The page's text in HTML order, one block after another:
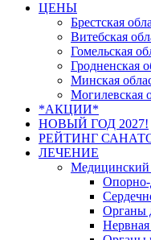
ЦЕНЫ
Брестская
Витебская
Гомельская
Гродненская
Минская
Могилевская
*АКЦИИ*
НОВЫЙ ГОД 2027!
РЕЙТИНГ
ЛЕЧЕНИЕ
Медицинский
Опорно-
Органы
Нервная